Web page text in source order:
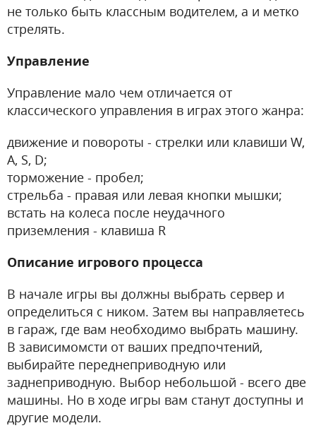
не только быть классным водителем, а и метко
стрелять.
Управление
Управление мало чем отличается от
классического управления в играх этого жанра:
движение и повороты - стрелки или клавиши W,
A, S, D;
торможение - пробел;
стрельба - правая или левая кнопки мышки;
встать на колеса после неудачного
приземления - клавиша R
Описание игрового процесса
В начале игры вы должны выбрать сервер и
определиться с ником. Затем вы направляетесь
в гараж, где вам необходимо выбрать машину.
В зависимомсти от ваших предпочтений,
выбирайте переднеприводную или
заднеприводную. Выбор небольшой - всего две
машины. Но в ходе игры вам станут доступны и
другие модели.